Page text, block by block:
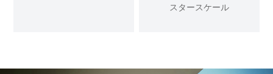
スタースケール